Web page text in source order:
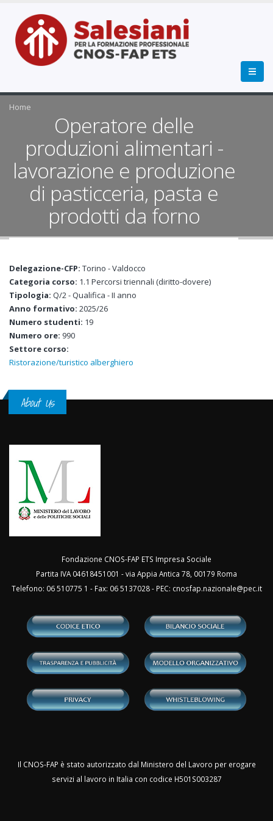
Home
Operatore delle
produzioni alimentari -
lavorazione e produzione
di pasticceria, pasta e
prodotti da forno
Delegazione-CFP: Torino - Valdocco
Categoria corso: 1.1 Percorsi triennali (diritto-dovere)
Tipologia: Q/2 - Qualifica - II anno
Anno formativo: 2025/26
Numero studenti: 19
Numero ore: 990
Settore corso:
Ristorazione/turistico alberghiero
About Us
Fondazione CNOS-FAP ETS Impresa Sociale
Partita IVA 04618451001 - via Appia Antica 78, 00179 Roma
Telefono: 06 510775 1 - Fax: 06 5137028 - PEC: cnosfap.nazionale@pec.it
Il CNOS-FAP è stato autorizzato dal Ministero del Lavoro per erogare
servizi al lavoro in Italia con codice H501S003287